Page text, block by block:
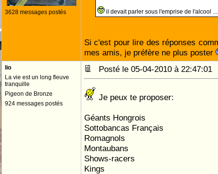
3628 messages postés il devait parler sous l'emprise de l'alcool
Si c'est pour lire des réponses
mes amis, je préfère ne plus poster
lio
La vie est un long fleuve
tranquille
Pigeon de Bronze
924 messages postés
Posté le 05-04-2010 à
Je peux te proposer:
Géants Hongrois
Sottobancas Français
Romagnols
Montaubans
Shows-racers
Kings